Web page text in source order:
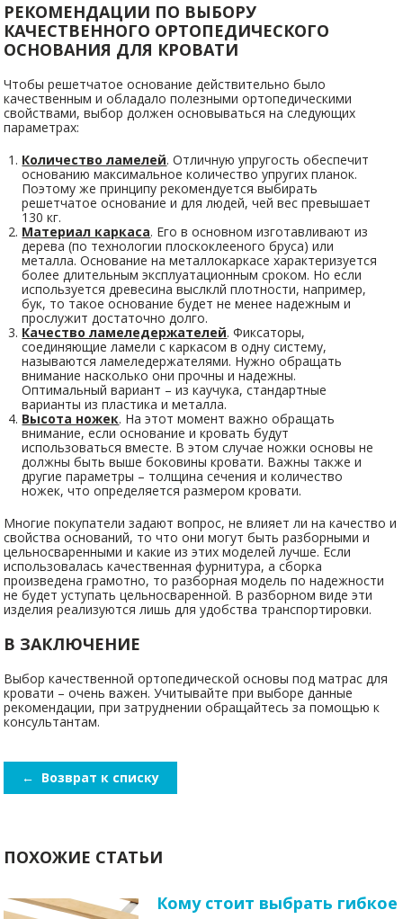
РЕКОМЕНДАЦИИ ПО ВЫБОРУ
КАЧЕСТВЕННОГО ОРТОПЕДИЧЕСКОГО
ОСНОВАНИЯ ДЛЯ КРОВАТИ
Чтобы решетчатое основание действительно было
качественным и обладало полезными ортопедическими
свойствами, выбор должен основываться на следующих
параметрах:
Количество ламелей. Отличную упругость обеспечит
основанию максимальное количество упругих планок.
Поэтому же принципу рекомендуется выбирать
решетчатое основание и для людей, чей вес превышает
130 кг.
Материал каркаса. Его в основном изготавливают из
дерева (по технологии плоскоклееного бруса) или
металла. Основание на металлокаркасе характеризуется
более длительным эксплуатационным сроком. Но если
используется древесина выслклй плотности, например,
бук, то такое основание будет не менее надежным и
прослужит достаточно долго.
Качество ламеледержателей. Фиксаторы,
соединяющие ламели с каркасом в одну систему,
называются ламеледержателями. Нужно обращать
внимание насколько они прочны и надежны.
Оптимальный вариант – из каучука, стандартные
варианты из пластика и металла.
Высота ножек. На этот момент важно обращать
внимание, если основание и кровать будут
использоваться вместе. В этом случае ножки основы не
должны быть выше боковины кровати. Важны также и
другие параметры – толщина сечения и количество
ножек, что определяется размером кровати.
Многие покупатели задают вопрос, не влияет ли на качество и
свойства оснований, то что они могут быть разборными и
цельносваренными и какие из этих моделей лучше. Если
использовалась качественная фурнитура, а сборка
произведена грамотно, то разборная модель по надежности
не будет уступать цельносваренной. В разборном виде эти
изделия реализуются лишь для удобства транспортировки.
В ЗАКЛЮЧЕНИЕ
Выбор качественной ортопедической основы под матрас для
кровати – очень важен. Учитывайте при выборе данные
рекомендации, при затруднении обращайтесь за помощью к
консультантам.
← Возврат к списку
ПОХОЖИЕ СТАТЬИ
Кому стоит выбрать гибкое